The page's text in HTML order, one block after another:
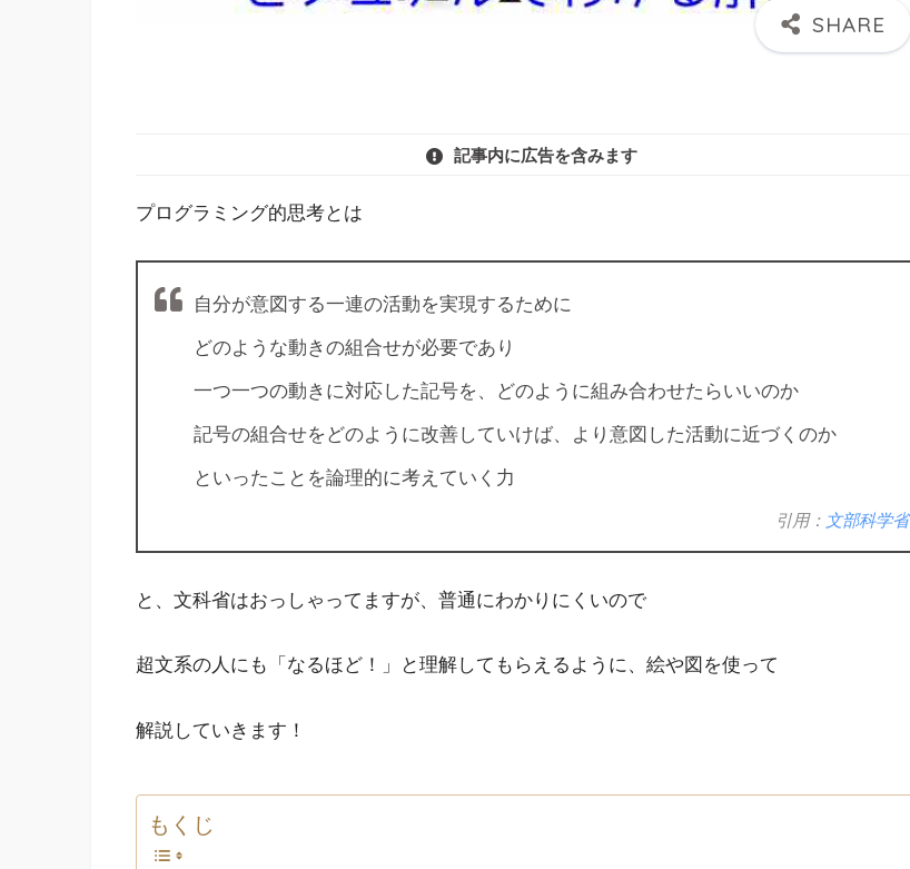
記事内に広告を含みます
プログラミング的思考とは
自分が意図する一連の活動を実現するために
どのような動きの組合せが必要であり
一つ一つの動きに対応した記号を、どのように組み合わせたらいいのか
記号の組合せをどのように改善していけば、より意図した活動に近づくのか
といったことを論理的に考えていく力
引用： 文部科学省
と、文科省はおっしゃってますが、普通にわかりにくいので
超文系の人にも「なるほど！」と理解してもらえるように、絵や図を使って
解説していきます！
もくじ